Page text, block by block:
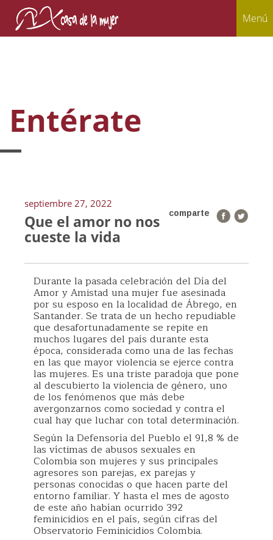
Menú
Entérate
septiembre 27, 2022
comparte
Que el amor no nos
cueste la vida
Durante la pasada celebración del Día del
Amor y Amistad una mujer fue asesinada
por su esposo en la localidad de Ábrego, en
Santander. Se trata de un hecho repudiable
que desafortunadamente se repite en
muchos lugares del país durante esta
época, considerada como una de las fechas
en las que mayor violencia se ejerce contra
las mujeres. Es una triste paradoja que pone
al descubierto la violencia de género, uno
de los fenómenos que más debe
avergonzarnos como sociedad y contra el
cual hay que luchar con total determinación.
Según la Defensoría del Pueblo el 91,8 % de
las víctimas de abusos sexuales en
Colombia son mujeres y sus principales
agresores son parejas, ex parejas y
personas conocidas o que hacen parte del
entorno familiar. Y hasta el mes de agosto
de este año habían ocurrido 392
feminicidios en el país, según cifras del
Observatorio Feminicidios Colombia.